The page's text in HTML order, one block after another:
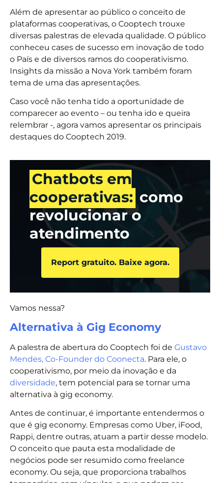
Além de apresentar ao público o conceito de
plataformas cooperativas, o Cooptech trouxe
diversas palestras de elevada qualidade. O público
conheceu cases de sucesso em inovação de todo
o País e de diversos ramos do cooperativismo.
Insights da missão a Nova York também foram
tema de uma das apresentações.
Caso você não tenha tido a oportunidade de
comparecer ao evento – ou tenha ido e queira
relembrar -, agora vamos apresentar os principais
destaques do Cooptech 2019.
Chatbots em
cooperativas: como
revolucionar o
atendimento
Report gratuito. Baixe agora.
Vamos nessa?
Alternativa à Gig Economy
A palestra de abertura do Cooptech foi de Gustavo
Mendes, Co-Founder do Coonecta. Para ele, o
cooperativismo, por meio da inovação e da
diversidade, tem potencial para se tornar uma
alternativa à gig economy.
Antes de continuar, é importante entendermos o
que é gig economy. Empresas como Uber, iFood,
Rappi, dentre outras, atuam a partir desse modelo.
O conceito que pauta esta modalidade de
negócios pode ser resumido como freelance
economy. Ou seja, que proporciona trabalhos